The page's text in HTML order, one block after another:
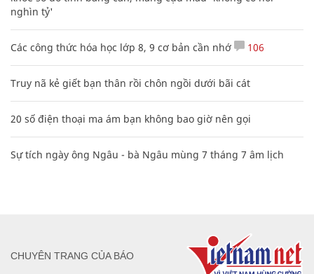
nghìn tỷ'
Các công thức hóa học lớp 8, 9 cơ bản cần nhớ 106
Truy nã kẻ giết bạn thân rồi chôn ngồi dưới bãi cát
20 số điện thoại ma ám bạn không bao giờ nên gọi
Sự tích ngày ông Ngâu - bà Ngâu mùng 7 tháng 7 âm lịch
CHUYÊN TRANG CỦA BÁO